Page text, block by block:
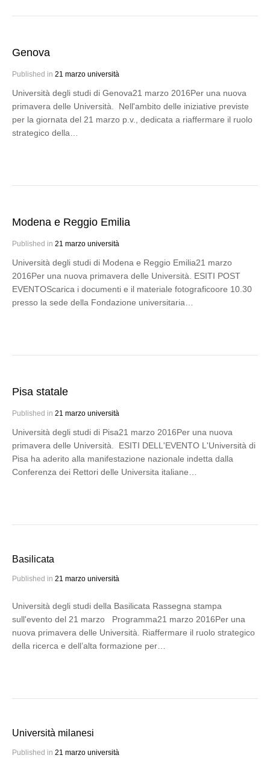
Genova
Published in 21 marzo università
Università degli studi di Genova21 marzo 2016Per una nuova
primavera delle Università. Nell'ambito delle iniziative previste
per la giornata del 21 marzo p.v., dedicata a riaffermare il ruolo
strategico della…
Modena e Reggio Emilia
Published in 21 marzo università
Università degli studi di Modena e Reggio Emilia21 marzo
2016Per una nuova primavera delle Università. ESITI POST
EVENTOScarica i documenti e il materiale fotograficoore 10.30
presso la sede della Fondazione universitaria…
Pisa statale
Published in 21 marzo università
Università degli studi di Pisa21 marzo 2016Per una nuova
primavera delle Università. ESITI DELL'EVENTO L'Università di
Pisa ha aderito alla manifestazione nazionale indetta dalla
Conferenza dei Rettori delle Universita italiane…
Basilicata
Published in 21 marzo università
Università degli studi della Basilicata Rassegna stampa
sull'evento del 21 marzo Programma21 marzo 2016Per una
nuova primavera delle Università. Riaffermare il ruolo strategico
della ricerca e dell’alta formazione per…
Università milanesi
Published in 21 marzo università